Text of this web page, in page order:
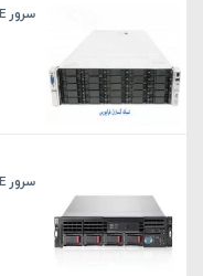
سرور SAN STORAGE اچ پی DL 380P G8
سرور SAN STORAGE اچ پی DL 380P G8